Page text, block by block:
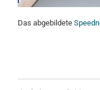
Das abgebildete